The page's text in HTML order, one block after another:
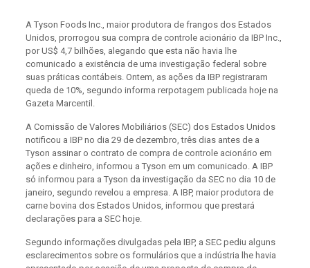
A Tyson Foods Inc., maior produtora de frangos dos Estados
Unidos, prorrogou sua compra de controle acionário da IBP Inc.,
por US$ 4,7 bilhões, alegando que esta não havia lhe
comunicado a existência de uma investigação federal sobre
suas práticas contábeis. Ontem, as ações da IBP registraram
queda de 10%, segundo informa rerpotagem publicada hoje na
Gazeta Marcentil.
A Comissão de Valores Mobiliários (SEC) dos Estados Unidos
notificou a IBP no dia 29 de dezembro, três dias antes de a
Tyson assinar o contrato de compra de controle acionário em
ações e dinheiro, informou a Tyson em um comunicado. A IBP
só informou para a Tyson da investigação da SEC no dia 10 de
janeiro, segundo revelou a empresa. A IBP, maior produtora de
carne bovina dos Estados Unidos, informou que prestará
declarações para a SEC hoje.
Segundo informações divulgadas pela IBP, a SEC pediu alguns
esclarecimentos sobre os formulários que a indústria lhe havia